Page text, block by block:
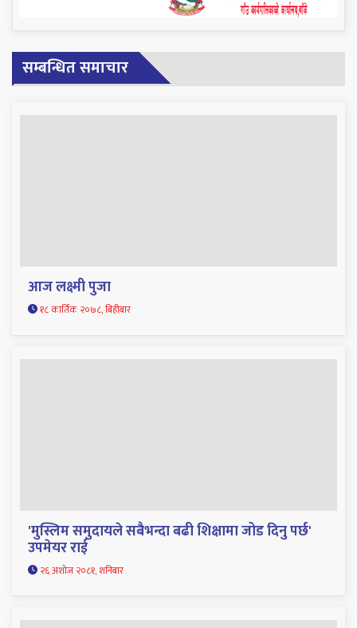
सम्बन्धित समाचार
आज लक्ष्मी पुजा
१८ कार्तिक २०७८, बिहीबार
'मुस्लिम समुदायले सबैभन्दा बढी शिक्षामा जोड दिनु पर्छ'
उपमेयर राई
२६ अशोज २०८१, शनिबार